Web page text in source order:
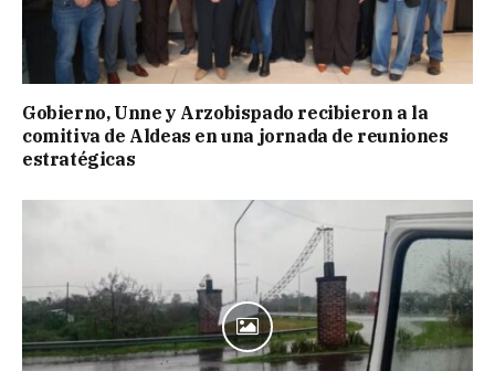
Gobierno, Unne y Arzobispado recibieron a la
comitiva de Aldeas en una jornada de reuniones
estratégicas